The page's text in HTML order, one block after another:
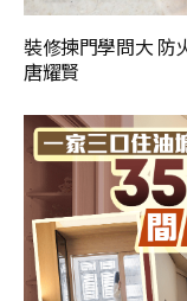
裝修揀門學問大 防
唐耀賢